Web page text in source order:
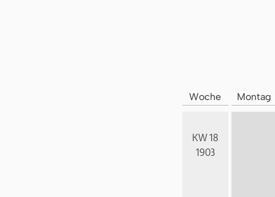
Woche Montag
KW 18
1903